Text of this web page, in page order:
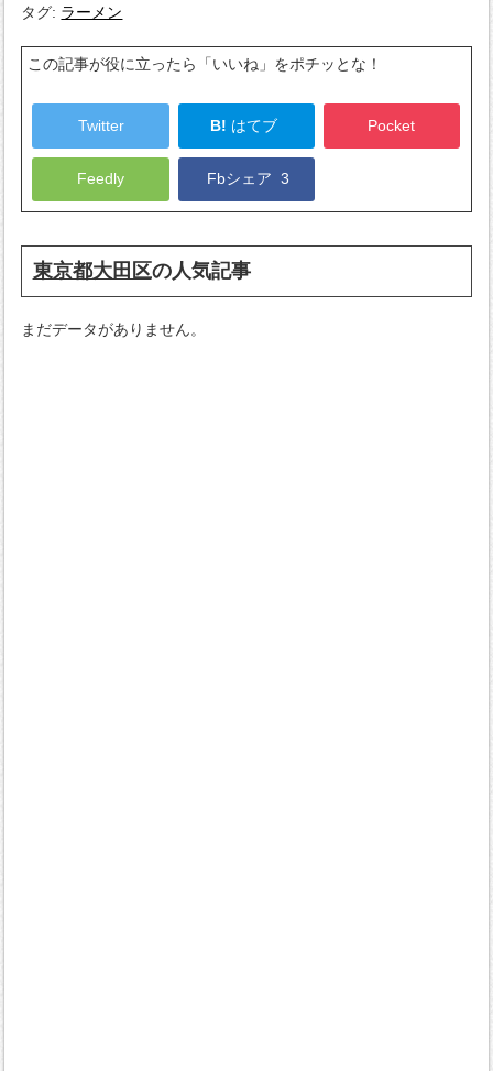
タグ: ラーメン
この記事が役に立ったら「いいね」をポチッとな！
Twitter B! はてブ Pocket
Feedly Fbシェア3
東京都大田区の人気記事
まだデータがありません。